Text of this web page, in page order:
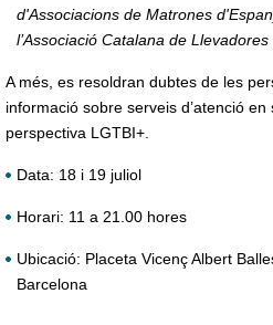
d'Associacions de Matrones
l’Associació Catalana de Llevadores
A més, es resoldran dubtes de les
informació sobre serveis d’atenció
perspectiva LGTBI+.
Data: 18 i 19 juliol
Horari: 11 a 21.00 hores
Ubicació: Placeta Vicenç Albert
Barcelona